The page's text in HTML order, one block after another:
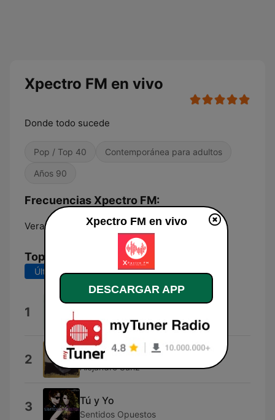
Xpectro FM en vivo
Donde todo sucede
Pop / Top 40 Contemporánea para adultos
Años 90
Frecuencias Xpectro FM:
Veracruz: Online
Top Canciones
Últimos 7 días Últimos 30 días
1 Te Daria Mi Vida
Paulina Rubio
2 La Fuerza del Corazon (Demo)
Alejandro Sanz
3 Tú y Yo
Sentidos Opuestos
Xpectro FM en vivo
DESCARGAR APP